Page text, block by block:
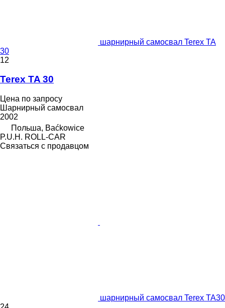
шарнирный самосвал Terex TA
30
12
Terex TA 30
Цена по запросу
Шарнирный самосвал
2002
Польша, Baćkowice
P.U.H. ROLL-CAR
Связаться с продавцом
шарнирный самосвал Terex TA30